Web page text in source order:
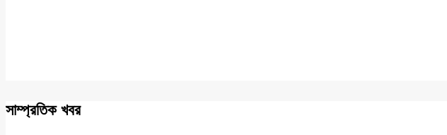
সাম্প্রতিক খবর